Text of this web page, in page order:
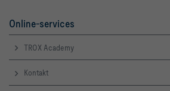
Online-services
TROX Academy
Kontakt